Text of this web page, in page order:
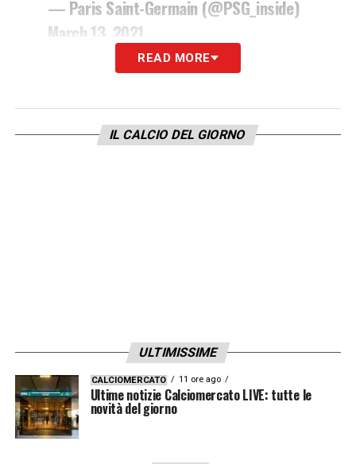
— Paris Saint-Germain (@PSG_inside)
March 13, 2021
READ MORE
IL CALCIO DEL GIORNO
ULTIMISSIME
CALCIOMERCATO 11 ore ago
Ultime notizie Calciomercato LIVE: tutte le
novità del giorno